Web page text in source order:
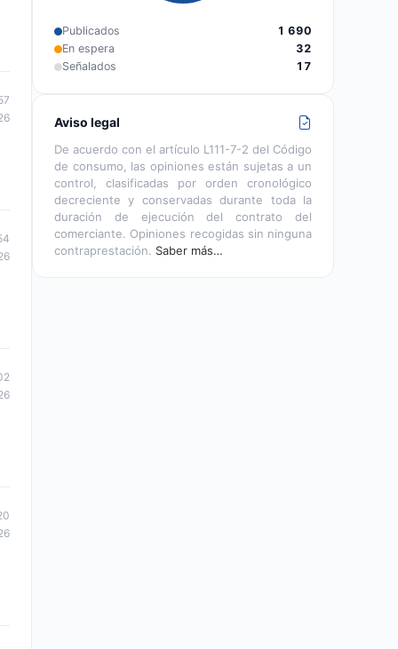
Publicados
1 690
En espera
32
Señalados
17
Aviso legal
De acuerdo con el artículo L111-7-2 del Código
de consumo, las opiniones están sujetas a un
control, clasificadas por orden cronológico
decreciente y conservadas durante toda la
duración de ejecución del contrato del
comerciante. Opiniones recogidas sin ninguna
contraprestación. Saber más…